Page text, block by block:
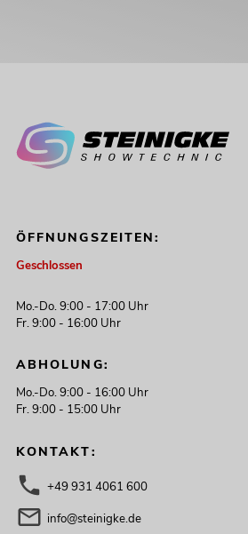
ÖFFNUNGSZEITEN:
Geschlossen
Mo.-Do. 9:00 - 17:00 Uhr
Fr. 9:00 - 16:00 Uhr
ABHOLUNG:
Mo.-Do. 9:00 - 16:00 Uhr
Fr. 9:00 - 15:00 Uhr
KONTAKT:
+49 931 4061 600
info@steinigke.de